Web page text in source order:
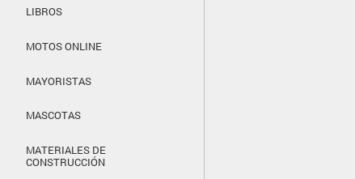
LIBROS
MOTOS ONLINE
MAYORISTAS
MASCOTAS
MATERIALES DE
CONSTRUCCIÓN